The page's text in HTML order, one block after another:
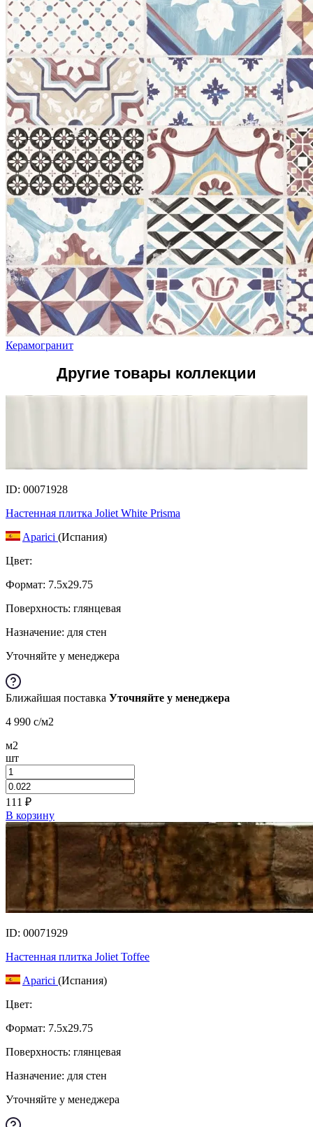
Керамогранит
Другие товары коллекции
ID: 00071928
Настенная плитка Joliet White Prisma
Aparici (Испания)
Цвет:
Формат: 7.5x29.75
Поверхность: глянцевая
Назначение: для стен
Уточняйте у менеджера
Ближайшая поставка Уточняйте у менеджера
4 990 c/м2
м2
шт
111 ₽
В корзину
ID: 00071929
Настенная плитка Joliet Toffee
Aparici (Испания)
Цвет:
Формат: 7.5x29.75
Поверхность: глянцевая
Назначение: для стен
Уточняйте у менеджера